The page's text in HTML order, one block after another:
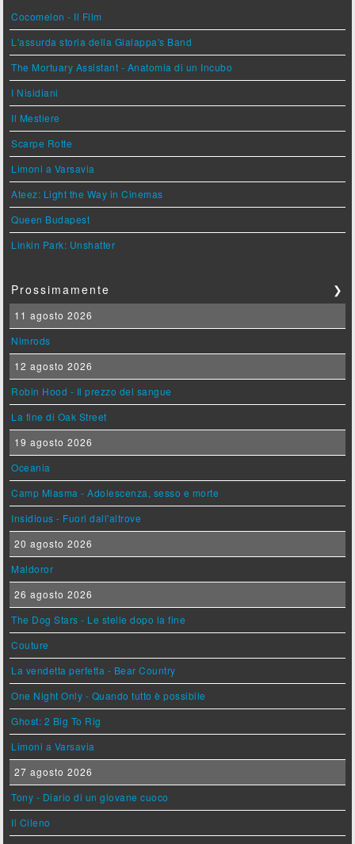
Cocomelon - Il Film
L'assurda storia della Gialappa's Band
The Mortuary Assistant - Anatomia di un Incubo
I Nisidiani
Il Mestiere
Scarpe Rotte
Limoni a Varsavia
Ateez: Light the Way in Cinemas
Queen Budapest
Linkin Park: Unshatter
Prossimamente ❯
11 agosto 2026
Nimrods
12 agosto 2026
Robin Hood - Il prezzo del sangue
La fine di Oak Street
19 agosto 2026
Oceania
Camp Miasma - Adolescenza, sesso e morte
Insidious - Fuori dall'altrove
20 agosto 2026
Maldoror
26 agosto 2026
The Dog Stars - Le stelle dopo la fine
Couture
La vendetta perfetta - Bear Country
One Night Only - Quando tutto è possibile
Ghost: 2 Big To Rig
Limoni a Varsavia
27 agosto 2026
Tony - Diario di un giovane cuoco
Il Cileno